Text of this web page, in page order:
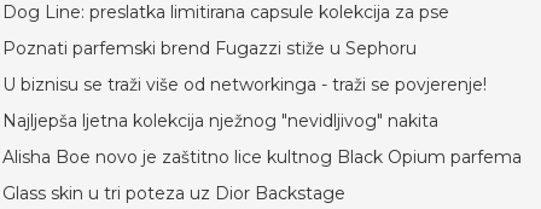
Dog Line: preslatka limitirana capsule kolekcija za pse
Poznati parfemski brend Fugazzi stiže u Sephoru
U biznisu se traži više od networkinga - traži se povjerenje!
Najljepša ljetna kolekcija nježnog "nevidljivog" nakita
Alisha Boe novo je zaštitno lice kultnog Black Opium parfema
Glass skin u tri poteza uz Dior Backstage